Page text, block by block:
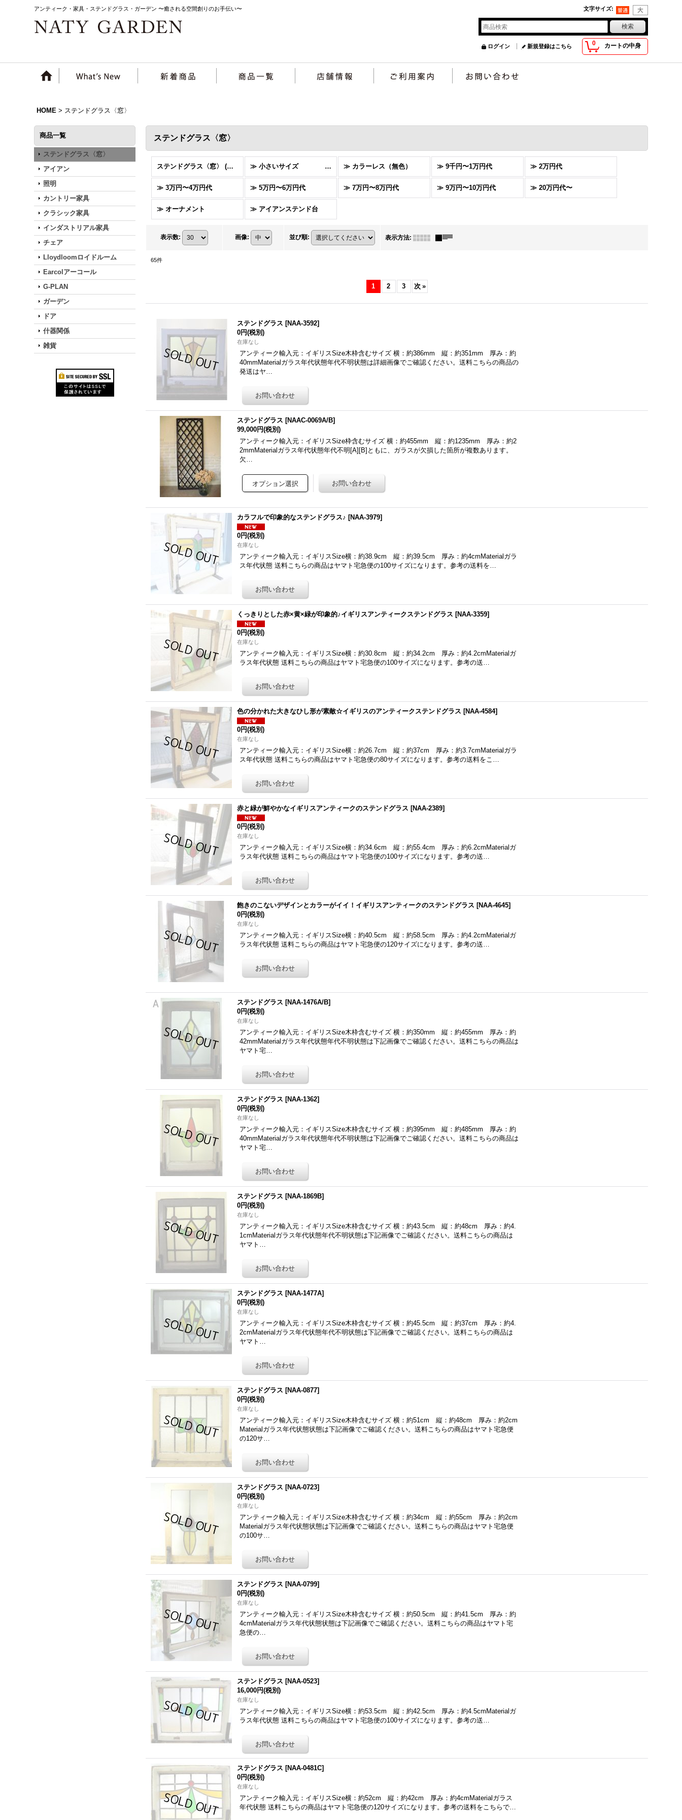
アンティーク・家具・ステンドグラス・ガーデン 〜癒される空間創りのお手伝い〜 文字サイズ:
0 カートの中身
ログイン 新規登録はこちら
HOME > ステンドグラス〈窓〉
商品一覧
ステンドグラス〈窓〉
アイアン
照明
カントリー家具
クラシック家具
インダストリアル家具
チェア
Lloydloomロイドルーム
Earcolアーコール
G-PLAN
ガーデン
ドア
什器関係
雑貨
ステンドグラス〈窓〉
ステンドグラス〈窓〉 (全商品) ≫ 小さいサイズ (縦横30cm前後) ≫ カラーレス（無色） ≫ 9千円〜1万円代 ≫ 2万円代
≫ 3万円〜4万円代 ≫ 5万円〜6万円代 ≫ 7万円〜8万円代 ≫ 9万円〜10万円代 ≫ 20万円代〜
≫ オーナメント ≫ アイアンステンド台
表示数: 画像: 並び順: 表示方法:
65件
1 2 3 次 »
ステンドグラス [NAA-3592]
0円(税別)
在庫なし
アンティーク輸入元：イギリスSize木枠含むサイズ 横：約386mm 縦：約351mm 厚み：約
40mmMaterialガラス年代状態年代不明状態は詳細画像でご確認ください。送料こちらの商品の
発送はヤ…
ステンドグラス [NAAC-0069A/B]
99,000円(税別)
アンティーク輸入元：イギリスSize枠含むサイズ 横：約455mm 縦：約1235mm 厚み：約2
2mmMaterialガラス年代状態年代不明[A][B]ともに、ガラスが欠損した箇所が複数あります。
欠…
カラフルで印象的なステンドグラス♪ [NAA-3979]
0円(税別)
在庫なし
アンティーク輸入元：イギリスSize横：約38.9cm 縦：約39.5cm 厚み：約4cmMaterialガラ
ス年代状態 送料こちらの商品はヤマト宅急便の100サイズになります。参考の送料を…
くっきりとした赤×黄×緑が印象的♪イギリスアンティークステンドグラス [NAA-3359]
0円(税別)
在庫なし
アンティーク輸入元：イギリスSize横：約30.8cm 縦：約34.2cm 厚み：約4.2cmMaterialガ
ラス年代状態 送料こちらの商品はヤマト宅急便の100サイズになります。参考の送…
色の分かれた大きなひし形が素敵☆イギリスのアンティークステンドグラス [NAA-4584]
0円(税別)
在庫なし
アンティーク輸入元：イギリスSize横：約26.7cm 縦：約37cm 厚み：約3.7cmMaterialガラ
ス年代状態 送料こちらの商品はヤマト宅急便の80サイズになります。参考の送料をこ…
赤と緑が鮮やかなイギリスアンティークのステンドグラス [NAA-2389]
0円(税別)
在庫なし
アンティーク輸入元：イギリスSize横：約34.6cm 縦：約55.4cm 厚み：約6.2cmMaterialガ
ラス年代状態 送料こちらの商品はヤマト宅急便の100サイズになります。参考の送…
飽きのこないデザインとカラーがイイ！イギリスアンティークのステンドグラス [NAA-4645]
0円(税別)
在庫なし
アンティーク輸入元：イギリスSize横：約40.5cm 縦：約58.5cm 厚み：約4.2cmMaterialガ
ラス年代状態 送料こちらの商品はヤマト宅急便の120サイズになります。参考の送…
ステンドグラス [NAA-1476A/B]
0円(税別)
在庫なし
アンティーク輸入元：イギリスSize木枠含むサイズ 横：約350mm 縦：約455mm 厚み：約
42mmMaterialガラス年代状態年代不明状態は下記画像でご確認ください。送料こちらの商品は
ヤマト宅…
ステンドグラス [NAA-1362]
0円(税別)
在庫なし
アンティーク輸入元：イギリスSize木枠含むサイズ 横：約395mm 縦：約485mm 厚み：約
40mmMaterialガラス年代状態年代不明状態は下記画像でご確認ください。送料こちらの商品は
ヤマト宅…
ステンドグラス [NAA-1869B]
0円(税別)
在庫なし
アンティーク輸入元：イギリスSize木枠含むサイズ 横：約43.5cm 縦：約48cm 厚み：約4.
1cmMaterialガラス年代状態年代不明状態は下記画像でご確認ください。送料こちらの商品は
ヤマト…
ステンドグラス [NAA-1477A]
0円(税別)
在庫なし
アンティーク輸入元：イギリスSize木枠含むサイズ 横：約45.5cm 縦：約37cm 厚み：約4.
2cmMaterialガラス年代状態年代不明状態は下記画像でご確認ください。送料こちらの商品は
ヤマト…
ステンドグラス [NAA-0877]
0円(税別)
在庫なし
アンティーク輸入元：イギリスSize木枠含むサイズ 横：約51cm 縦：約48cm 厚み：約2cm
Materialガラス年代状態状態は下記画像でご確認ください。送料こちらの商品はヤマト宅急便
の120サ…
ステンドグラス [NAA-0723]
0円(税別)
在庫なし
アンティーク輸入元：イギリスSize木枠含むサイズ 横：約34cm 縦：約55cm 厚み：約2cm
Materialガラス年代状態状態は下記画像でご確認ください。送料こちらの商品はヤマト宅急便
の100サ…
ステンドグラス [NAA-0799]
0円(税別)
在庫なし
アンティーク輸入元：イギリスSize木枠含むサイズ 横：約50.5cm 縦：約41.5cm 厚み：約
4cmMaterialガラス年代状態状態は下記画像でご確認ください。送料こちらの商品はヤマト宅
急便の…
ステンドグラス [NAA-0523]
16,000円(税別)
在庫なし
アンティーク輸入元：イギリスSize横：約53.5cm 縦：約42.5cm 厚み：約4.5cmMaterialガ
ラス年代状態 送料こちらの商品はヤマト宅急便の100サイズになります。参考の送…
ステンドグラス [NAA-0481C]
0円(税別)
在庫なし
アンティーク輸入元：イギリスSize横：約52cm 縦：約42cm 厚み：約4cmMaterialガラス
年代状態 送料こちらの商品はヤマト宅急便の120サイズになります。参考の送料をこちらで…